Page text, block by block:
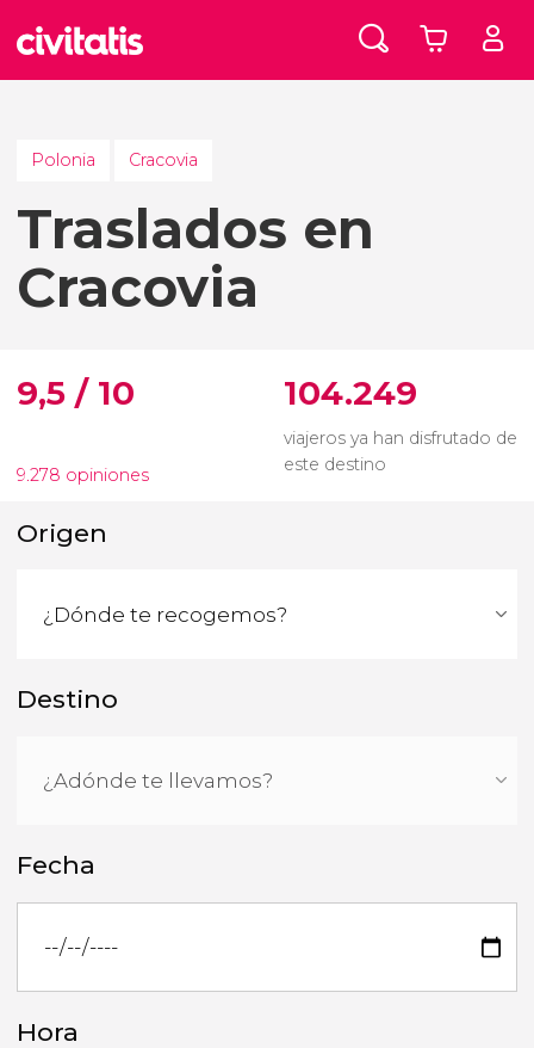
Polonia Cracovia
Traslados en
Cracovia
9,5 / 10
9.278 opiniones
104.249
viajeros ya han disfrutado de
este destino
Origen
Destino
Fecha
Hora